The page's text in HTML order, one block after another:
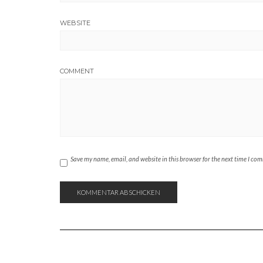
WEBSITE
COMMENT
Save my name, email, and website in this browser for the next time I